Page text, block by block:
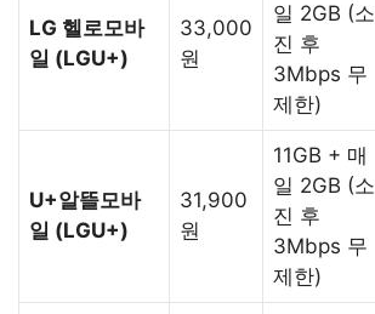
LG 헬로모바
일 (LGU+)
33,000
원
일 2GB (소
진 후
3Mbps 무
제한)
U+알뜰모바
일 (LGU+)
31,900
원
11GB + 매
일 2GB (소
진 후
3Mbps 무
제한)